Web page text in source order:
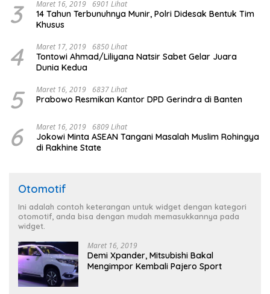
3 Maret 16, 2019 6901 Lihat
14 Tahun Terbunuhnya Munir, Polri Didesak Bentuk Tim
Khusus
4 Maret 17, 2019 6850 Lihat
Tontowi Ahmad/Liliyana Natsir Sabet Gelar Juara
Dunia Kedua
5 Maret 16, 2019 6837 Lihat
Prabowo Resmikan Kantor DPD Gerindra di Banten
6 Maret 16, 2019 6809 Lihat
Jokowi Minta ASEAN Tangani Masalah Muslim Rohingya
di Rakhine State
Otomotif
Ini adalah contoh keterangan untuk widget dengan kategori
otomotif, anda bisa dengan mudah memasukkannya pada
widget.
Maret 16, 2019
Demi Xpander, Mitsubishi Bakal
Mengimpor Kembali Pajero Sport